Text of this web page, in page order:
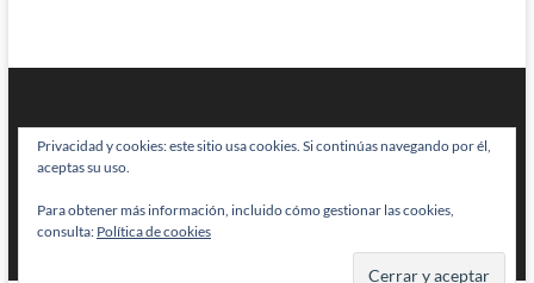
BRAINSTOMPING| Diseñado por:Theme Freesia|WordPress| © Todos
los derechos reservados
Privacidad y cookies: este sitio usa cookies. Si continúas navegando por él,
aceptas su uso.
Para obtener más información, incluido cómo gestionar las cookies,
consulta: Política de cookies